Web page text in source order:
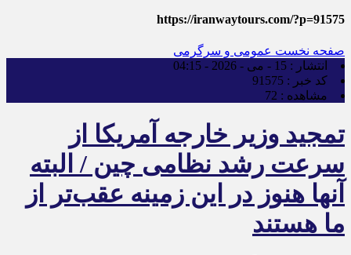
https://iranwaytours.com/?p=91575
صفحه نخست عمومی و سرگرمی
انتشار : 15 - می - 2026 - 04:15
کد خبر : 91575
مشاهده : 72
تمجید وزیر خارجه آمریکا از
سرعت رشد نظامی چین / البته
آنها هنوز در این زمینه عقب‌تر از
ما هستند